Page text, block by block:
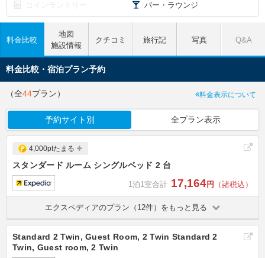
バー・ラウンジ
料金比較
地図
施設情報
クチコミ 旅行記 写真 Q&A
料金比較・宿泊プラン予約
（全44プラン） ※料金表示について
予約サイト別 全プラン表示
4,000ptたまる
スタンダード ルーム シングルベッド 2 台
1泊1室合計 17,164円 （諸税込）
エクスペディアのプラン（12件）をもっと見る
Standard 2 Twin, Guest Room, 2 Twin Standard 2
Twin, Guest room, 2 Twin